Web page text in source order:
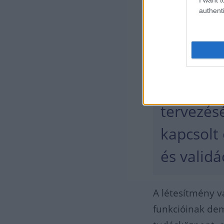
és
A létesítmény
funkcióinak